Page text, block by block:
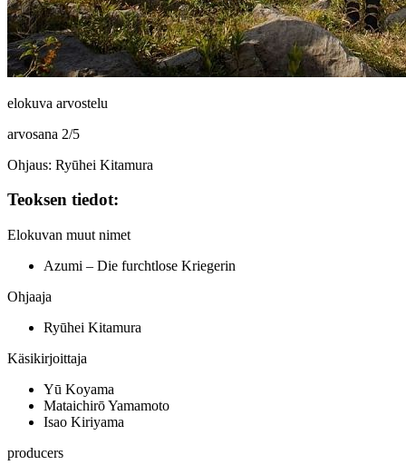
elokuva arvostelu
arvosana 2/5
Ohjaus: Ryūhei Kitamura
Teoksen tiedot:
Elokuvan muut nimet
Azumi – Die furchtlose Kriegerin
Ohjaaja
Ryūhei Kitamura
Käsikirjoittaja
Yū Koyama
Mataichirō Yamamoto
Isao Kiriyama
producers